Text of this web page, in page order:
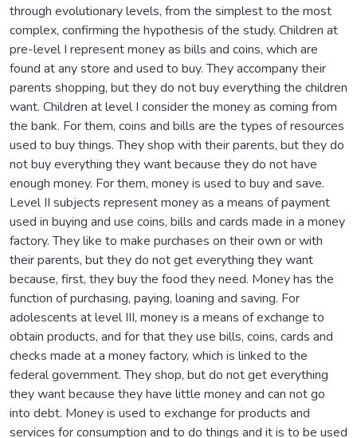
through evolutionary levels, from the simplest to the most
complex, confirming the hypothesis of the study. Children at
pre-level I represent money as bills and coins, which are
found at any store and used to buy. They accompany their
parents shopping, but they do not buy everything the children
want. Children at level I consider the money as coming from
the bank. For them, coins and bills are the types of resources
used to buy things. They shop with their parents, but they do
not buy everything they want because they do not have
enough money. For them, money is used to buy and save.
Level II subjects represent money as a means of payment
used in buying and use coins, bills and cards made in a money
factory. They like to make purchases on their own or with
their parents, but they do not get everything they want
because, first, they buy the food they need. Money has the
function of purchasing, paying, loaning and saving. For
adolescents at level III, money is a means of exchange to
obtain products, and for that they use bills, coins, cards and
checks made at a money factory, which is linked to the
federal government. They shop, but do not get everything
they want because they have little money and can not go
into debt. Money is used to exchange for products and
services for consumption and to do things and it is to be used